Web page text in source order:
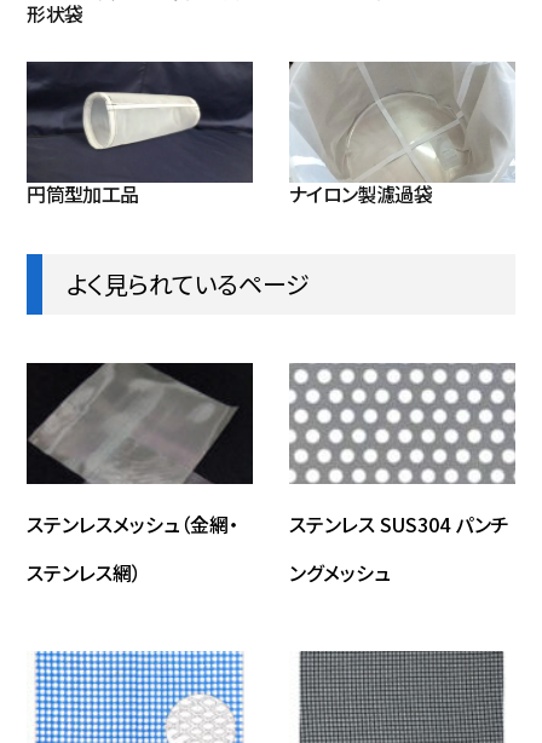
形状袋
円筒型加工品 ナイロン製濾過袋
よく見られているページ
ステンレスメッシュ（金網・
ステンレス網）
ステンレス SUS304 パンチ
ングメッシュ